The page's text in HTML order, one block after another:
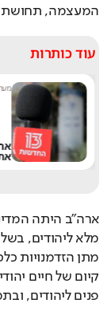
המעצמה, תחושת
עוד כותרות
מערכת
את
פנים ליהודים,